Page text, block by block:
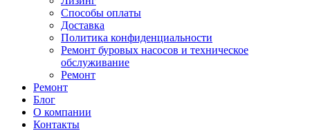
Способы оплаты
Доставка
Политика конфиденциальности
Ремонт буровых насосов и техническое
обслуживание
Ремонт
Ремонт
Блог
О компании
Контакты